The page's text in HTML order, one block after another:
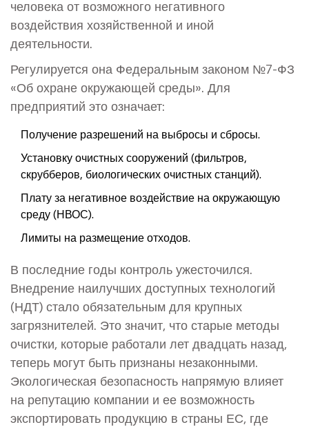
человека от возможного негативного
воздействия хозяйственной и иной
деятельности.
Регулируется она Федеральным законом №7-ФЗ
«Об охране окружающей среды». Для
предприятий это означает:
Получение разрешений на выбросы и сбросы.
Установку очистных сооружений (фильтров,
скрубберов, биологических очистных станций).
Плату за негативное воздействие на окружающую
среду (НВОС).
Лимиты на размещение отходов.
В последние годы контроль ужесточился.
Внедрение наилучших доступных технологий
(НДТ) стало обязательным для крупных
загрязнителей. Это значит, что старые методы
очистки, которые работали лет двадцать назад,
теперь могут быть признаны незаконными.
Экологическая безопасность напрямую влияет
на репутацию компании и ее возможность
экспортировать продукцию в страны ЕС, где